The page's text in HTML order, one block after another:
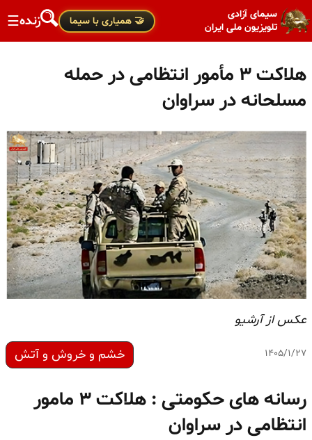
سیمای آزادی
تلویزیون ملی ایران
🤝 همیاری با سیما زنده☰
هلاکت ۳ مأمور انتظامی در حمله
مسلحانه در سراوان
عکس از آرشیو
۱۴۰۵/۱/۲۷ خشم و خروش و آتش
رسانه های حکومتی : هلاکت ۳ مامور
انتظامی در سراوان